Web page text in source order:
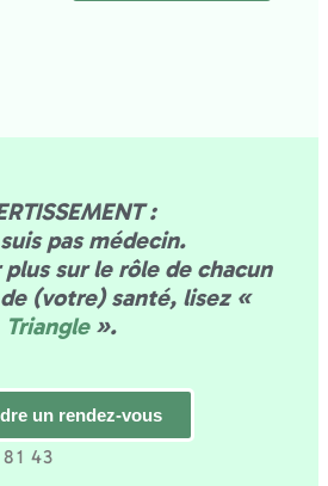
:
pas médecin.
sur le rôle de chacun
(votre) santé, lisez «
Triangle».
un rendez-vous
43